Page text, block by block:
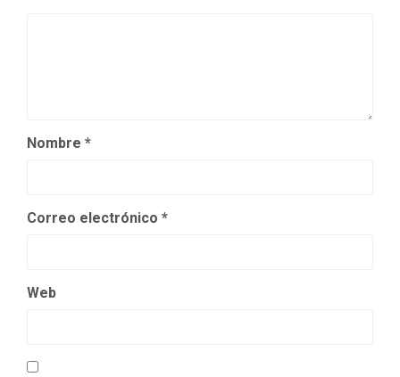
Nombre *
Correo electrónico *
Web